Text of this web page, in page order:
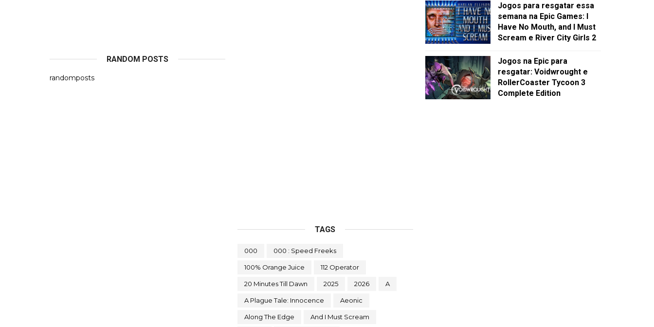
RANDOM POSTS
randomposts
TAGS
000 000 : Speed Freeks
100% Orange Juice 112 Operator
20 Minutes Till Dawn 2025 2026 A
A Plague Tale: Innocence Aeonic
Along The Edge And I Must Scream
Jogos para resgatar essa
semana na Epic Games: I
Have No Mouth, and I Must
Scream e River City Girls 2
Jogos na Epic para
resgatar: Voidwrought e
RollerCoaster Tycoon 3
Complete Edition